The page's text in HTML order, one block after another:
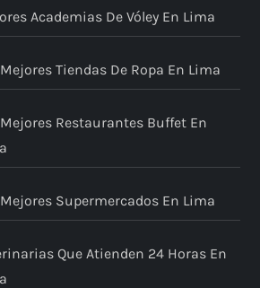
Academias De Vóley En Lima
Tiendas De Ropa En Lima
Restaurantes Buffet En
Supermercados En Lima
Que Atienden 24 Horas En